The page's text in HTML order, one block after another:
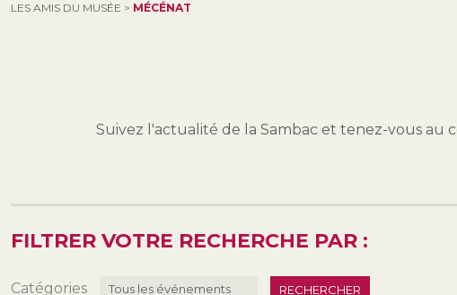
LES AMIS DU MUSÉE > MÉCÉNAT
Suivez l'actualité de la Sambac et tenez-vous au
FILTRER VOTRE RECHERCHE PAR :
Catégories RECHERCHER